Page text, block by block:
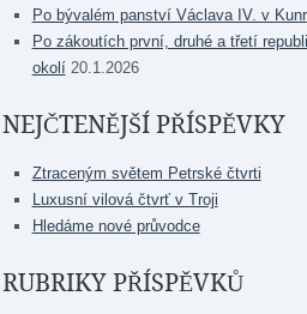
Po bývalém panství Václava IV. v
Po zákoutích první, druhé a třetí
okolí 20.1.2026
NEJČTENĚJŠÍ PŘÍSPĚVKY
Ztraceným světem Petrské čtvrti
Luxusní vilová čtvrť v Troji
Hledáme nové průvodce
RUBRIKY PŘÍSPĚVKŮ